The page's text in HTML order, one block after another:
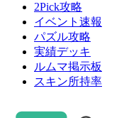
2Pick攻略
イベント速報
パズル攻略
実績デッキ
ルムマ掲示板
スキン所持率